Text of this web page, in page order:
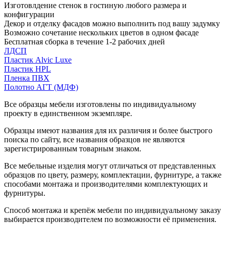
Изготовлдение стенок в гостиную любого размера и
конфигурации
Декор и отделку фасадов можно выполнить под вашу задумку
Возможно сочетание нескольких цветов в одном фасаде
Бесплатная сборка в течение 1-2 рабочих дней
ЛДСП
Пластик Alvic Luxe
Пластик HPL
Пленка ПВХ
Полотно АГТ (МДФ)
Все образцы мебели изготовлены по индивидуальному
проекту в единственном экземпляре.
Образцы имеют названия для их различия и более быстрого
поиска по сайту, все названия образцов не являются
зарегистрированным товарным знаком.
Все мебельные изделия могут отличаться от представленных
образцов по цвету, размеру, комплектации, фурнитуре, а также
способами монтажа и производителями комплектующих и
фурнитуры.
Способ монтажа и крепёж мебели по индивидуальному заказу
выбирается производителем по возможности её применения.